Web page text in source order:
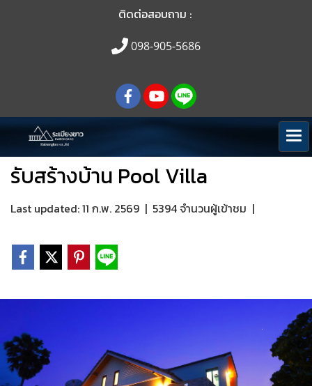
ติดต่อสอบถาม :
098-905-5686
รับสร้างบ้าน Pool Villa
Last updated: 11 ก.พ. 2569 | 5394 จำนวนผู้เข้าชม |